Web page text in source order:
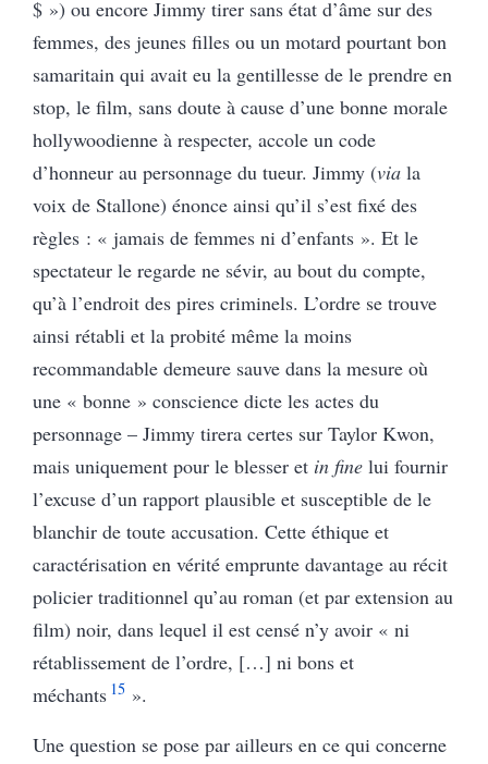
$ ») ou encore Jimmy tirer sans état d’âme sur des
femmes, des jeunes filles ou un motard pourtant bon
samaritain qui avait eu la gentillesse de le prendre en
stop, le film, sans doute à cause d’une bonne morale
hollywoodienne à respecter, accole un code
d’honneur au personnage du tueur. Jimmy (via la
voix de Stallone) énonce ainsi qu’il s’est fixé des
règles : « jamais de femmes ni d’enfants ». Et le
spectateur le regarde ne sévir, au bout du compte,
qu’à l’endroit des pires criminels. L’ordre se trouve
ainsi rétabli et la probité même la moins
recommandable demeure sauve dans la mesure où
une « bonne » conscience dicte les actes du
personnage – Jimmy tirera certes sur Taylor Kwon,
mais uniquement pour le blesser et in fine lui fournir
l’excuse d’un rapport plausible et susceptible de le
blanchir de toute accusation. Cette éthique et
caractérisation en vérité emprunte davantage au récit
policier traditionnel qu’au roman (et par extension au
film) noir, dans lequel il est censé n’y avoir « ni
rétablissement de l’ordre, […] ni bons et
méchants 15 ».
Une question se pose par ailleurs en ce qui concerne